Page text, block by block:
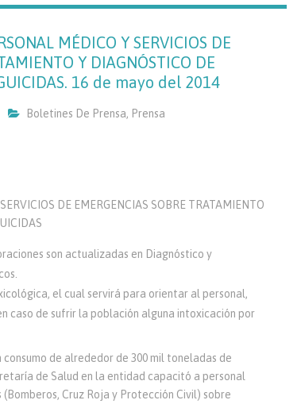
MÉDICO Y SERVICIOS DE
Y DIAGNÓSTICO DE
16 de mayo del 2014
Boletines De Prensa, Prensa
DE EMERGENCIAS SOBRE TRATAMIENTO
son actualizadas en Diagnóstico y
el cual servirá para orientar al personal,
caso de sufrir la población alguna intoxicación por
consumo de alrededor de 300 mil toneladas de
de Salud en la entidad capacitó a personal
Cruz Roja y Protección Civil) sobre